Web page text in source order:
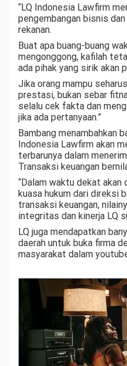
“LQ Indonesia Lawfirm
pengembangan bisnis
rekanan.
Buat apa buang-buang
mengonggong, kafilah
ada pihak yang sirik akan
Jika orang mampu
prestasi, bukan sebar
selalu cek fakta dan
jika ada pertanyaan.”
Bambang menambahkan
Indonesia Lawfirm akan
terbarunya dalam
Transaksi keuangan
“Dalam waktu dekat akan
kuasa hukum dari direksi
transaksi keuangan,
integritas dan kinerja LQ
LQ juga mendapatkan
daerah untuk buka firma
masyarakat dalam